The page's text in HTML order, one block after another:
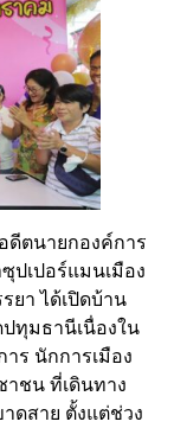
ดีตนายกองค์การ
ปเปอร์แมนเมือง
ยา ได้เปิดบ้าน
ทุมธานีเนื่องใน
ร นักการเมือง
ชน ที่เดินทาง
ดสาย ตั้งแต่ช่วง